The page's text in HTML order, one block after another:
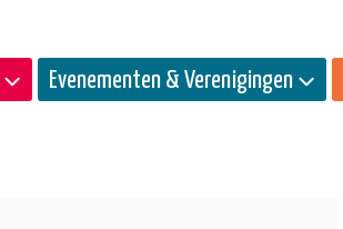
Evenementen & Verenigingen